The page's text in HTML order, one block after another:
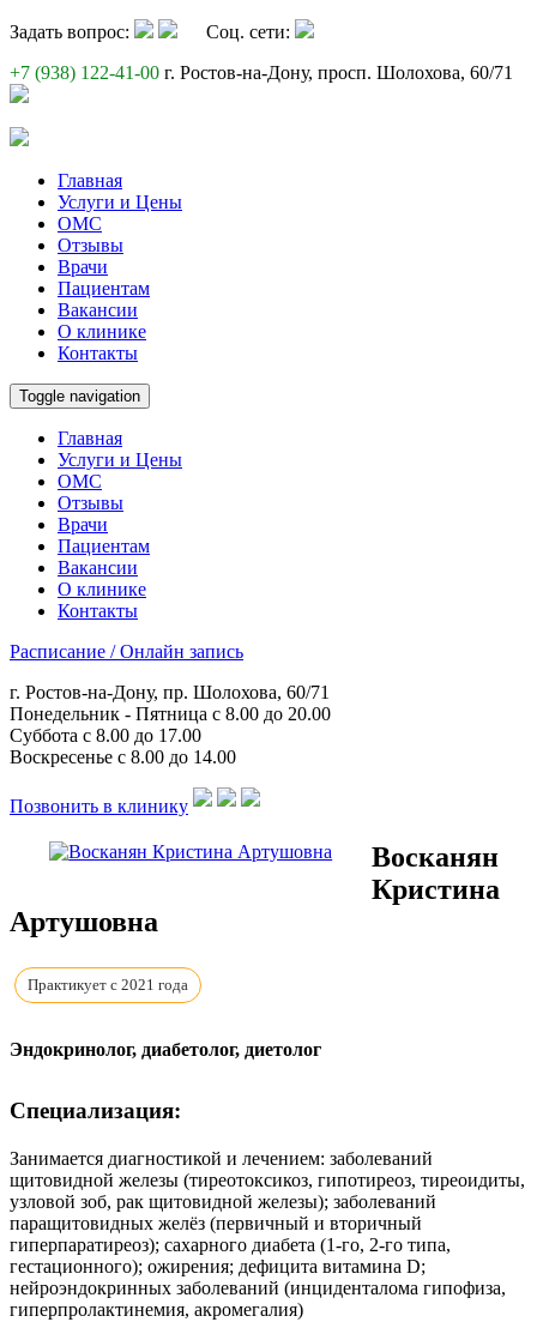
Задать вопрос:
Cоц. сети:
+7 (938) 122-41-00 г. Ростов-на-Дону, просп. Шолохова, 60/71
Главная
Услуги и Цены
ОМС
Отзывы
Врачи
Пациентам
Вакансии
О клинике
Контакты
Toggle navigation
Главная
Услуги и Цены
ОМС
Отзывы
Врачи
Пациентам
Вакансии
О клинике
Контакты
Расписание / Онлайн запись
г. Ростов-на-Дону, пр. Шолохова, 60/71
Понедельник - Пятница с 8.00 до 20.00
Суббота с 8.00 до 17.00
Воскресенье с 8.00 до 14.00
Позвонить в клинику
Восканян
Кристина
Артушовна
Практикует с 2021 года
Эндокринолог, диабетолог, диетолог
Специализация:
Занимается диагностикой и лечением: заболеваний
щитовидной железы (тиреотоксикоз, гипотиреоз, тиреоидиты,
узловой зоб, рак щитовидной железы); заболеваний
паращитовидных желёз (первичный и вторичный
гиперпаратиреоз); сахарного диабета (1-го, 2-го типа,
гестационного); ожирения; дефицита витамина D;
нейроэндокринных заболеваний (инциденталома гипофиза,
гиперпролактинемия, акромегалия)